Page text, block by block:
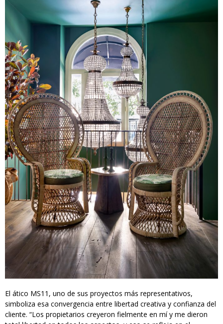
El ático MS11, uno de sus proyectos más representativos,
simboliza esa convergencia entre libertad creativa y confianza del
cliente. “Los propietarios creyeron fielmente en mí y me dieron